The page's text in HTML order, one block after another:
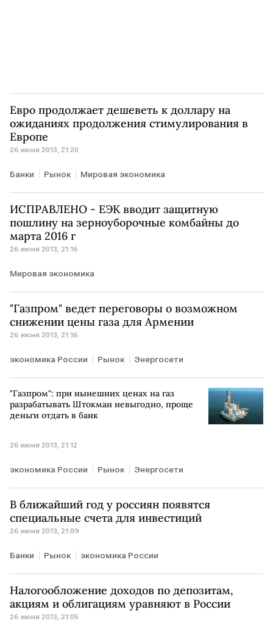
Евро продолжает дешеветь к доллару на
ожиданиях продолжения стимулирования в
Европе
26 июня 2013, 21:20
Банки Рынок Мировая экономика
ИСПРАВЛЕНО - ЕЭК вводит защитную
пошлину на зерноуборочные комбайны до
марта 2016 г
26 июня 2013, 21:16
Мировая экономика
"Газпром" ведет переговоры о возможном
снижении цены газа для Армении
26 июня 2013, 21:16
экономика России Рынок Энергосети
"Газпром": при нынешних ценах на газ
разрабатывать Штокман невыгодно, проще
деньги отдать в банк
26 июня 2013, 21:12
экономика России Рынок Энергосети
В ближайший год у россиян появятся
специальные счета для инвестиций
26 июня 2013, 21:09
Банки Рынок экономика России
Налогообложение доходов по депозитам,
акциям и облигациям уравняют в России
26 июня 2013, 21:05